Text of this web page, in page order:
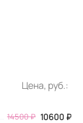
Цена, руб.:
14500₽ 10600 ₽